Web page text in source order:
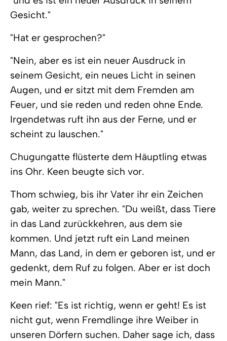
Gesicht."
"Hat er gesprochen?"
"Nein, aber es ist ein neuer Ausdruck in
seinem Gesicht, ein neues Licht in seinen
Augen, und er sitzt mit dem Fremden am
Feuer, und sie reden und reden ohne Ende.
Irgendetwas ruft ihn aus der Ferne, und er
scheint zu lauschen."
Chugungatte flüsterte dem Häuptling etwas
ins Ohr. Keen beugte sich vor.
Thom schwieg, bis ihr Vater ihr ein Zeichen
gab, weiter zu sprechen. "Du weißt, dass Tiere
in das Land zurückkehren, aus dem sie
kommen. Und jetzt ruft ein Land meinen
Mann, das Land, in dem er geboren ist, und er
gedenkt, dem Ruf zu folgen. Aber er ist doch
mein Mann."
Keen rief: "Es ist richtig, wenn er geht! Es ist
nicht gut, wenn Fremdlinge ihre Weiber in
unseren Dörfern suchen. Daher sage ich, dass